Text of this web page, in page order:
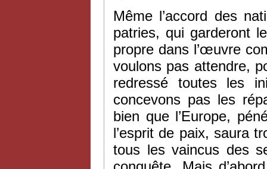
Même l’accord des
patries, qui garderont
propre dans l’œuvre
voulons pas attendre,
redressé toutes les
concevons pas les
bien que l’Europe,
l’esprit de paix, saura
tous les vaincus des